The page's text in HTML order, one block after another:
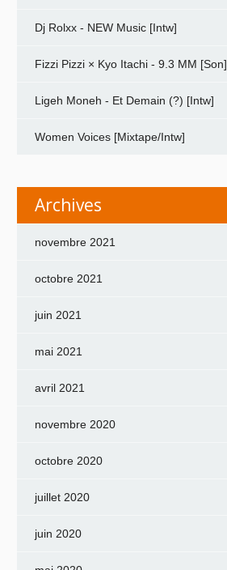
Dj Rolxx - NEW Music [Intw]
Fizzi Pizzi × Kyo Itachi - 9.3 MM [Son]
Ligeh Moneh - Et Demain (?) [Intw]
Women Voices [Mixtape/Intw]
Archives
novembre 2021
octobre 2021
juin 2021
mai 2021
avril 2021
novembre 2020
octobre 2020
juillet 2020
juin 2020